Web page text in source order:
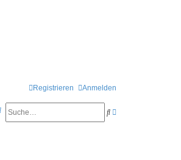
Anmelden
Registrieren
S
S